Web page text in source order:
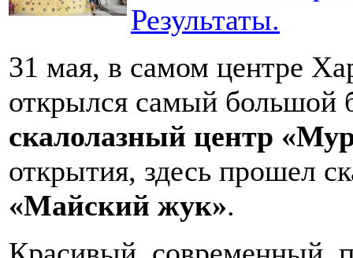
Результаты.
31 мая, в самом центре
открылся самый большой
скалолазный центр
открытия, здесь прошел
«Майский жук».